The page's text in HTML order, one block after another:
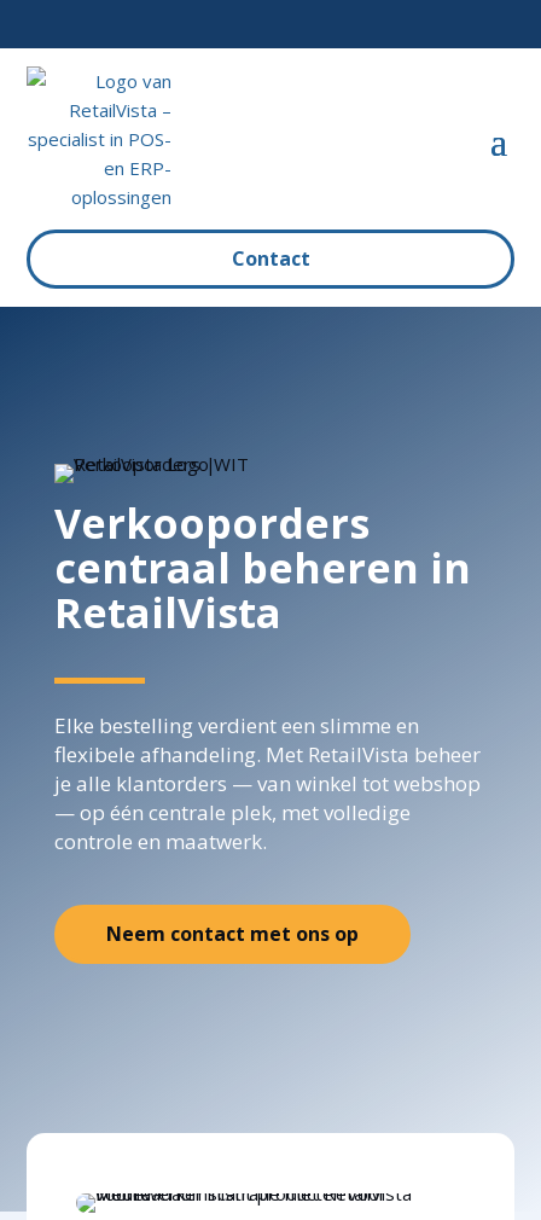
Contact
Verkooporders
centraal beheren in
RetailVista
Elke bestelling verdient een slimme en
flexibele afhandeling. Met RetailVista beheer
je alle klantorders — van winkel tot webshop
— op één centrale plek, met volledige
controle en maatwerk.
Neem contact met ons op